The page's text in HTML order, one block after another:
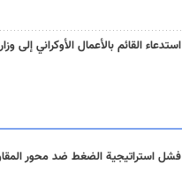
استدعاء القائم بالأعمال الأوكراني إلى
فشل استراتيجية الضغط ضد محور